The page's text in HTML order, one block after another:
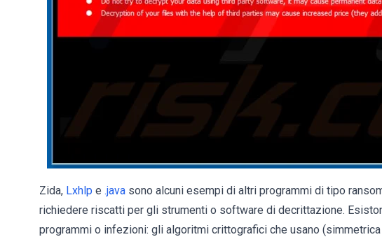
Zida, Lxhlp e .java sono alcuni esempi di altri programmi di tipo
richiedere riscatti per gli strumenti o software di decrittazione.
programmi o infezioni: gli algoritmi crittografici che usano